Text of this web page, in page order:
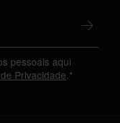
pessoais aqui
Privacidade .*